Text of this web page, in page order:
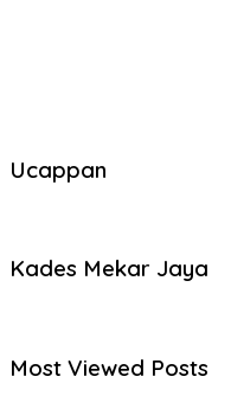
Ucappan
Kades Mekar Jaya
Most Viewed Posts